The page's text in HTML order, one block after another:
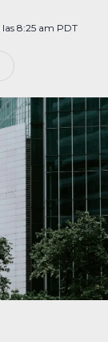
8:25 am PDT